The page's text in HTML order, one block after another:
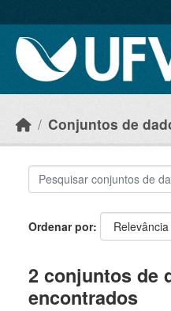
Conjuntos de
Ordenar por
2 conjuntos de
encontrados